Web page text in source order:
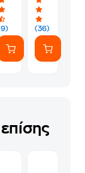
(36)